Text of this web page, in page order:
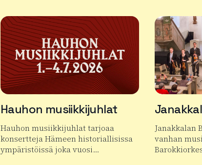
Hauhon musiikkijuhlat
Hauhon musiikkijuhlat tarjoaa
konsertteja Hämeen historiallisissa
ympäristöissä joka vuosi…
Janakkalan
vanhan